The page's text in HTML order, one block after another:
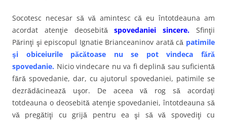
Socotesc necesar să vă amintesc că eu întotdeauna am
acordat atenţie deosebităspovedaniei sincere. Sfinţii
Părinţi şi episcopul Ignatie Brianceaninov arată că patimile
şi obiceiurile păcătoase nu se pot vindeca fără
spovedanie. Nicio vindecare nu va fi deplină sau suficientă
fără spovedanie, dar, cu ajutorul spovedaniei, patimile se
dezrădăcinează uşor. De aceea vă rog să acordaţi
totdeauna o deosebită atenţie spovedaniei, întotdeauna să
vă pregătiţi cu grijă pentru ea şi să vă spovediţi cu